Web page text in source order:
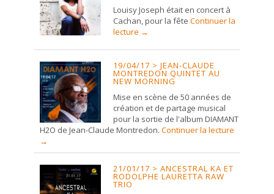
Louisy Joseph était en concert à
Cachan, pour la fête Continuer la
lecture →
19/04/17 > JEAN-CLAUDE
MONTREDON QUINTET AU
NEW MORNING
Mise en scène de 50 années de
création et de partage musical
pour la sortie de l'album DIAMANT
H2O de Jean-Claude Montredon. Continuer la lecture
→
21/01/17 > ANCESTRAL KA ET
RODOLPHE LAURETTA RAW
TRIO